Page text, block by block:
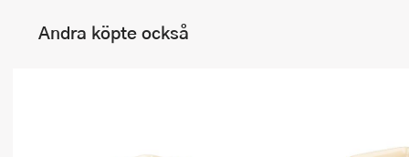
Andra köpte också